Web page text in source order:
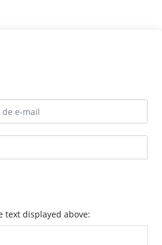
text displayed above: